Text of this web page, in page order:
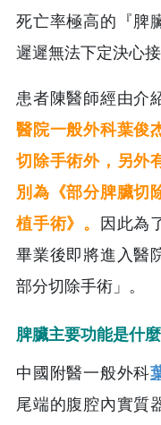
死亡率極高的『脾
遲遲無法下定決心接
患者陳醫師經由介
醫院一般外科葉俊
切除手術外，另外
別為《部分脾臟切
植手術》。
因此為
畢業後即將進入醫
部分切除手術」。
脾臟主要功能是什麼
中國附醫一般外科
尾端的腹腔內實質